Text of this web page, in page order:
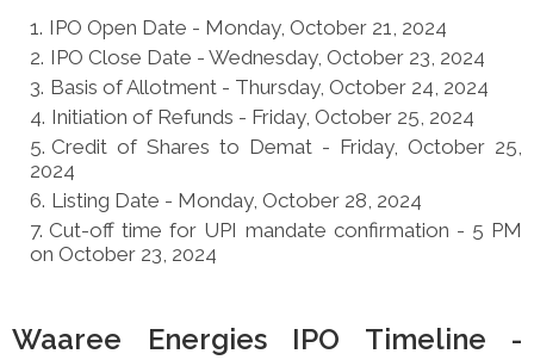
IPO Open Date - Monday, October 21, 2024
IPO Close Date - Wednesday, October 23, 2024
Basis of Allotment - Thursday, October 24, 2024
Initiation of Refunds - Friday, October 25, 2024
Credit of Shares to Demat - Friday, October 25,
2024
Listing Date - Monday, October 28, 2024
Cut-off time for UPI mandate confirmation - 5 PM
on October 23, 2024
Waaree Energies IPO Timeline -